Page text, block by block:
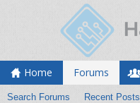
Home Forums
Search Forums Recent Posts